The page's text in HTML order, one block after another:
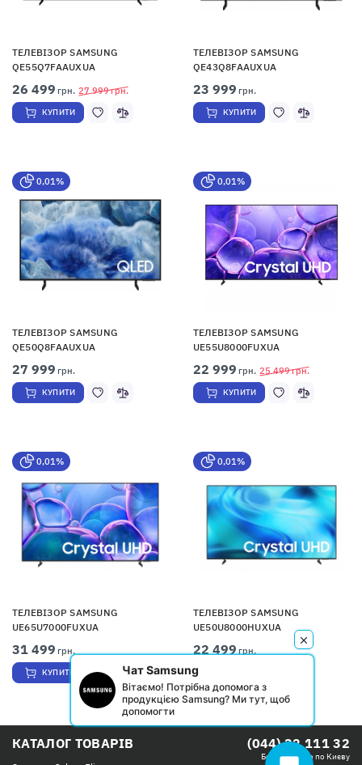
ТЕЛЕВІЗОР SAMSUNG
QE55Q7FAAUXUA
27 999грн.
26 499 грн.
КУПИТИ
ТЕЛЕВІЗОР SAMSUNG
QE43Q8FAAUXUA
23 999 грн.
КУПИТИ
0,01%
ТЕЛЕВІЗОР SAMSUNG
QE50Q8FAAUXUA
27 999 грн.
КУПИТИ
0,01%
ТЕЛЕВІЗОР SAMSUNG
UE55U8000FUXUA
25 499грн.
22 999 грн.
КУПИТИ
0,01%
ТЕЛЕВІЗОР SAMSUNG
UE65U7000FUXUA
31 499 грн.
КУПИТИ
0,01%
ТЕЛЕВІЗОР SAMSUNG
UE50U8000HUXUA
22 499грн.
КАТАЛОГ ТОВАРІВ (044) 32 111 32
Безкоштовно по Києву
Чат Samsung
Вітаємо! Потрібна допомога з
продукцією Samsung? Ми тут, щоб
допомогти